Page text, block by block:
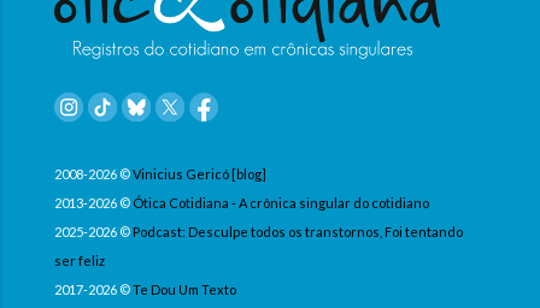
2008-2026 ©Vinicius Gericó [blog]
2013-2026 © Ótica Cotidiana - A crônica singular do cotidiano
2025-2026 © Podcast: Desculpe todos os transtornos, Foi tentando
ser feliz
2017-2026 ©Te Dou Um Texto